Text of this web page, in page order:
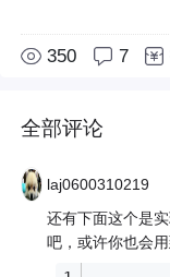
350 7
全部评论
laj0600310219
还有下面这个是
吧，或许你也会用